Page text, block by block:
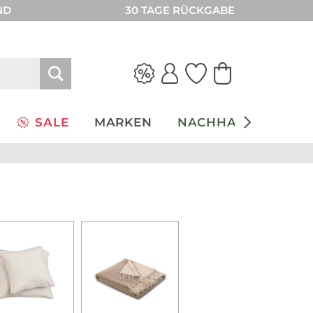
30 TAGE RÜCKGABE
SALE MARKEN NACHHALTIGKEIT